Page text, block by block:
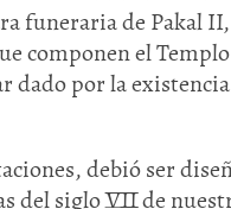
funeraria de Pakal
componen el
dado por la
debió ser
del siglo VII de